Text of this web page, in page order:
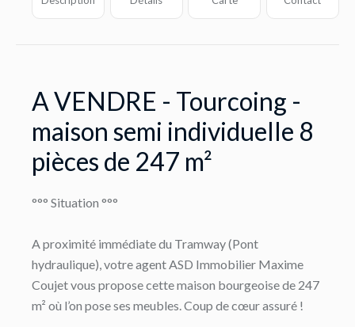
A VENDRE - Tourcoing -
maison semi individuelle 8
pièces de 247 m²
°°° Situation °°°
A proximité immédiate du Tramway (Pont
hydraulique), votre agent ASD Immobilier Maxime
Coujet vous propose cette maison bourgeoise de 247
m² où l’on pose ses meubles. Coup de cœur assuré !